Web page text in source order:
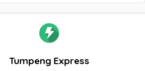
Tumpeng Express